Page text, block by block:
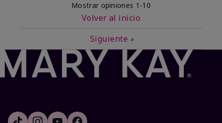
Mostrar opiniones 1-10
Volver al inicio
Siguiente »